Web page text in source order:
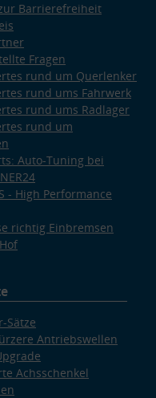
Barrierefreiheit
Fragen
rund um Querlenker
rund ums Fahrwerk
rund ums Radlager
rund um
Auto-Tuning bei
- High Performance
richtig Einbremsen
Sätze
Antriebswellen
Achsschenkel